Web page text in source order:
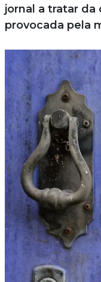
jornal a tratar
provocada pela